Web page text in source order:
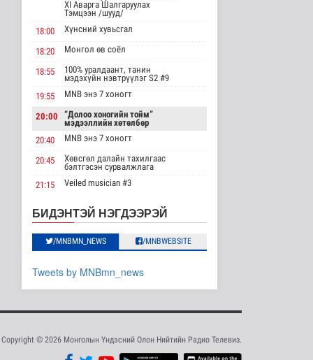
14 цаг 3 минутын өмнө
"Цагийн хүрд"
мэдээллийн хөтөлбөр
Нийгэм
2026-08-08 19:59
Хүүхэд залуус, бизнес
эрхлэгчдийг дэмжих
инкубат..
Нийгэм
2026-08-08 17:16
ын хүчин ча..
2026-08-08 17:02
агуулахууд эхнээсээ
2026-08-08 15:56
ЦАГ АГААР:
XI Аварга Шалгаруулах
Тэмцээн /шууд/
18:00
Хүнсний хувьсгал
18:20 Монгол өв соёл
18:55
100% уралдаант, танин
мэдэхүйн нэвтрүүлэг S2 #9
19:55
MNB энэ 7 хоногт
20:00
“Долоо хоногийн тойм”
мэдээллийн хөтөлбөр
20:40
MNB энэ 7 хоногт
20:45
Хөвсгөл далайн тахилгаас
бэлтгэсэн сурвалжлага
21:15
Veiled musician #3
23:35
“Гэрэлтэй цонх” үдшийн
хөтөлбөр
БИДЭНТЭЙ НЭГДЭЭРЭЙ
/MNBMN_NEWS /MNBWEBSITE
Tweets by MNBmn_news
Copyright © 2026 Монголын Үндэсний Олон Нийтийн Радио Телевиз.